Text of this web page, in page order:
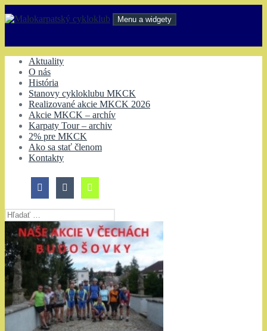
na
Menu a widgety
Aktuality
O nás
História
Stanovy cykloklubu MKCK
Realizované akcie MKCK 2026
Akcie MKCK – archív
Karpaty Tour – archiv
2% pre MKCK
Ako sa stať členom
Kontakty
Hľadať: